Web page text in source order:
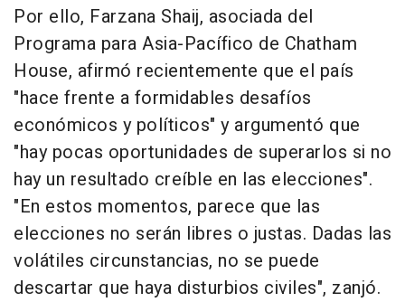
Por ello, Farzana Shaij, asociada del
Programa para Asia-Pacífico de Chatham
House, afirmó recientemente que el país
"hace frente a formidables desafíos
económicos y políticos" y argumentó que
"hay pocas oportunidades de superarlos si no
hay un resultado creíble en las elecciones".
"En estos momentos, parece que las
elecciones no serán libres o justas. Dadas las
volátiles circunstancias, no se puede
descartar que haya disturbios civiles", zanjó.